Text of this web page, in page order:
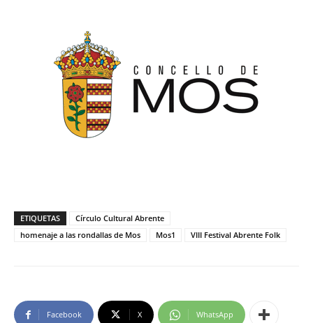
ETIQUETAS
Círculo Cultural Abrente
homenaje a las rondallas de Mos
Mos1 VIII Festival Abrente Folk
Facebook X WhatsApp